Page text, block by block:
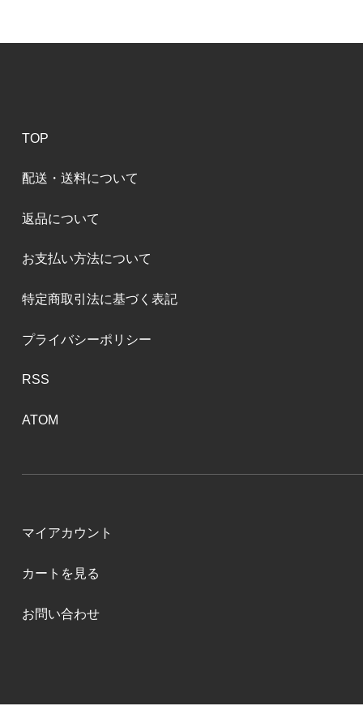
TOP
配送・送料について
返品について
お支払い方法について
特定商取引法に基づく表記
プライバシーポリシー
RSS
ATOM
マイアカウント
カートを見る
お問い合わせ